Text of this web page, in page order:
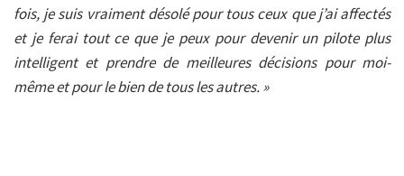
fois, je suis vraiment désolé pour tous ceux que j’ai affectés
et je ferai tout ce que je peux pour devenir un pilote plus
intelligent et prendre de meilleures décisions pour moi-
même et pour le bien de tous les autres. »